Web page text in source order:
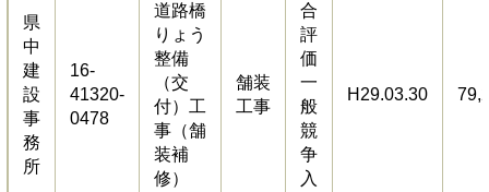
県
中
建
設
事
務
所
16-
41320-
0478
道路橋
りょう
整備
（交
付）工
事（舗
装補
修）
舗装
工事
合
評
価
一
般
競
争
入
H29.03.30